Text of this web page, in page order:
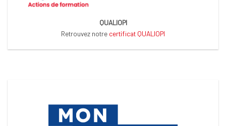
QUALIOPI
Retrouvez notre certificat QUALIOPI